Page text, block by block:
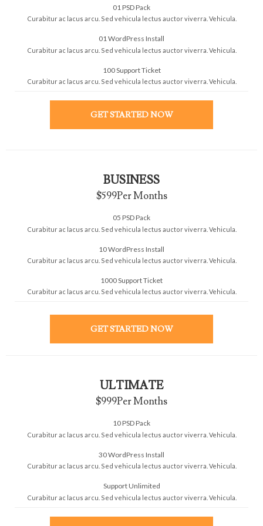
01 PSD Pack
Curabitur ac lacus arcu. Sed vehicula lectus auctor viverra. Vehicula.
01 WordPress Install
Curabitur ac lacus arcu. Sed vehicula lectus auctor viverra. Vehicula.
100 Support Ticket
Curabitur ac lacus arcu. Sed vehicula lectus auctor viverra. Vehicula.
GET STARTED NOW
BUSINESS
$599Per Months
05 PSD Pack
Curabitur ac lacus arcu. Sed vehicula lectus auctor viverra. Vehicula.
10 WordPress Install
Curabitur ac lacus arcu. Sed vehicula lectus auctor viverra. Vehicula.
1000 Support Ticket
Curabitur ac lacus arcu. Sed vehicula lectus auctor viverra. Vehicula.
GET STARTED NOW
ULTIMATE
$999Per Months
10 PSD Pack
Curabitur ac lacus arcu. Sed vehicula lectus auctor viverra. Vehicula.
30 WordPress Install
Curabitur ac lacus arcu. Sed vehicula lectus auctor viverra. Vehicula.
Support Unlimited
Curabitur ac lacus arcu. Sed vehicula lectus auctor viverra. Vehicula.